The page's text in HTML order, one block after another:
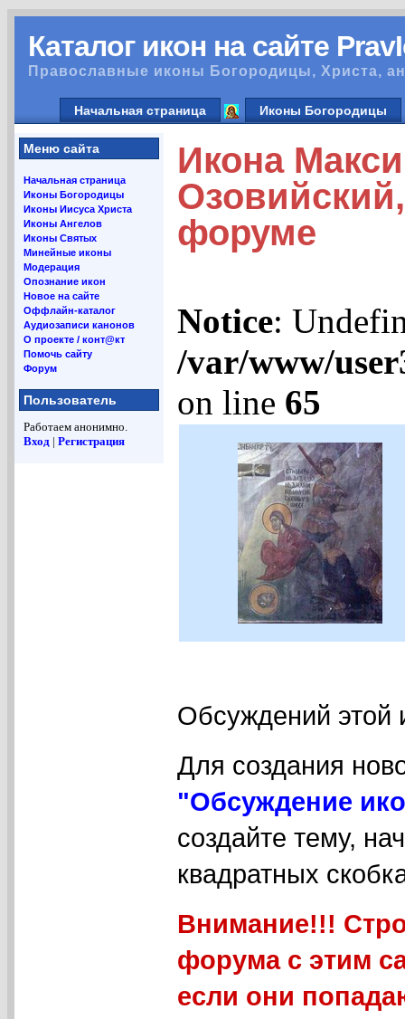
Каталог икон на сайте
Православные иконы Богородицы, Христа,
Начальная страница Иконы Богородицы
Меню сайта
Начальная страница
Иконы Богородицы
Иконы Иисуса Христа
Иконы Ангелов
Иконы Святых
Минейные иконы
Модерация
Опознание икон
Новое на сайте
Оффлайн-каталог
Аудиозаписи канонов
О проекте / конт@кт
Помочь сайту
Форум
Пользователь
Работаем анонимно.
Вход | Регистрация
Икона
форуме
Notice:
/var/www/
on line 65
Обсуждений
Для создания
"Обсуждение
создайте тему,
квадратных
Внимание!!!
форума с этим
если они